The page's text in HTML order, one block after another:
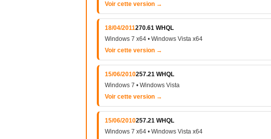
Voir cette version →
18/04/2011270.61 WHQL
Windows 7 x64 • Windows Vista x64
Voir cette version →
15/06/2010257.21 WHQL
Windows 7 • Windows Vista
Voir cette version →
15/06/2010257.21 WHQL
Windows 7 x64 • Windows Vista x64